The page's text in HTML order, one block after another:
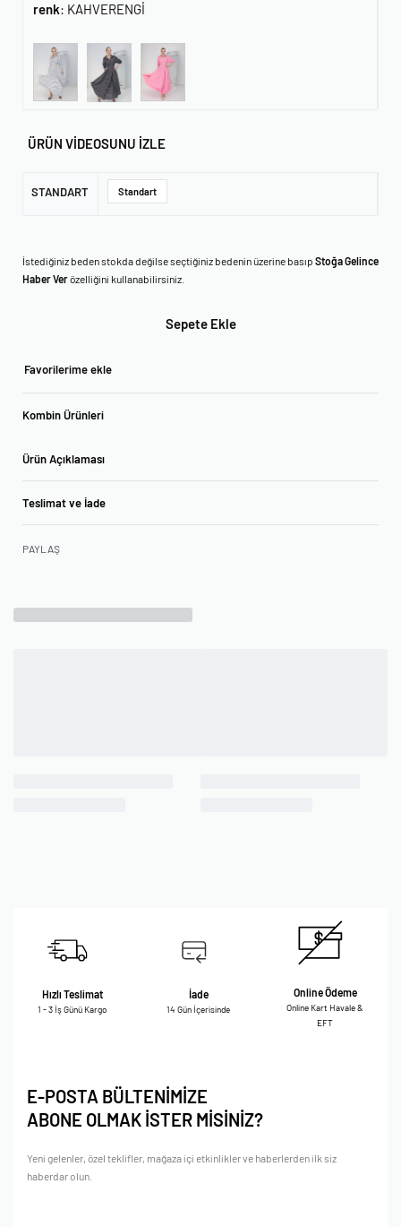
renk: KAHVERENGİ
ÜRÜN VİDEOSUNU İZLE
STANDART Standart
İstediğiniz beden stokda değilse seçtiğiniz bedenin üzerine basıp Stoğa Gelince
Haber Verözelliğini kullanabilirsiniz.
Sepete Ekle
Favorilerime ekle
Kombin Ürünleri
Ürün Açıklaması
Teslimat ve İade
PAYLAŞ
Hızlı Teslimat
1 - 3 İş Günü Kargo
İade
14 Gün İçerisinde
Online Ödeme
Online Kart Havale &
EFT
E-POSTA BÜLTENİMİZE
ABONE OLMAK İSTER MİSİNİZ?
Yeni gelenler, özel teklifler, mağaza içi etkinlikler ve haberlerden ilk siz
haberdar olun.